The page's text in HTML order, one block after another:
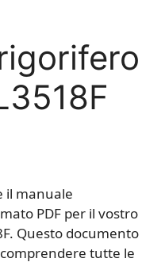
il manuale
PDF per il vostro
Questo documento
tutte le